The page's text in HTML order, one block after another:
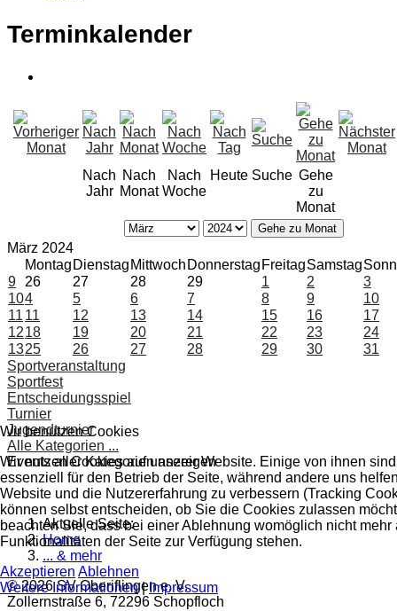
Terminkalender
Nach
Jahr
Nach
Monat
Nach
Woche
Heute Suche Gehe
zu
Monat
Gehe zu Monat
März 2024
Montag Dienstag Mittwoch Donnerstag FreitagSamstag
9 26 27 28 29 1 2
3
104 5 6 7 8 9
10
1111 12 13 14 15 16
17
1218 19 20 21 22 23
24
1325 26 27 28 29 30
31
Sportveranstaltung
Sportfest
Entscheidungsspiel
Turnier
Jugendturnier
Alle Kategorien ...
Events aller Kategorien anzeigen
Aktuelle Seite:
Home
... & mehr
© 2026 SV Oberiflingen e. V.
Zollernstraße 6, 72296 Schopfloch
Wir benutzen Cookies
Wir nutzen Cookies auf unserer Website. Einige von ihnen sind
essenziell für den Betrieb der Seite, während andere uns
Website und die Nutzererfahrung zu verbessern (Tracking
können selbst entscheiden, ob Sie die Cookies zulassen
beachten Sie, dass bei einer Ablehnung womöglich nicht mehr
Funktionalitäten der Seite zur Verfügung stehen.
Akzeptieren Ablehnen
Weitere Informationen|Impressum